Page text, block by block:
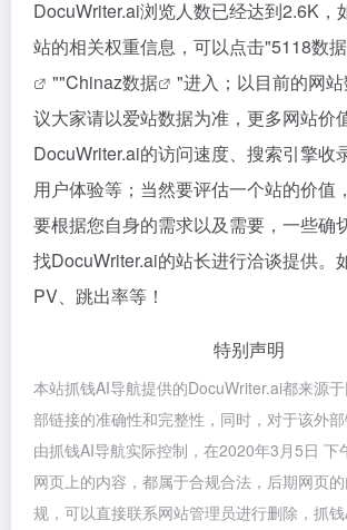
DocuWriter.ai浏览人数已经达到2.6K，
站的相关权重信息，可以点击"5118数据
""Chinaz数据
"进入；以目前的网
议大家请以爱站数据为准，更多网站价
DocuWriter.ai的访问速度、搜索引擎收
用户体验等；当然要评估一个站的价值
要根据您自身的需求以及需要，一些确
找DocuWriter.ai的站长进行洽谈提供。
PV、跳出率等！
特别声明
本站抓钱AI导航提供的DocuWriter.ai都来源
部链接的准确性和完整性，同时，对于该外
由抓钱AI导航实际控制，在2020年3月5日 下
网页上的内容，都属于合规合法，后期网页
规，可以直接联系网站管理员进行删除，抓